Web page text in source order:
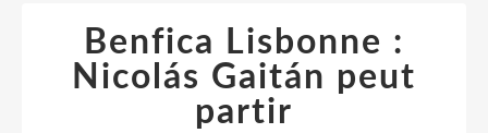
Benfica Lisbonne :
Nicolás Gaitán peut
partir